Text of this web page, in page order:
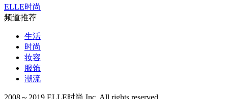
ELLE时尚
频道推荐
生活
时尚
妆容
服饰
潮流
2008～2019 ELLE时尚 Inc. All rights reserved.